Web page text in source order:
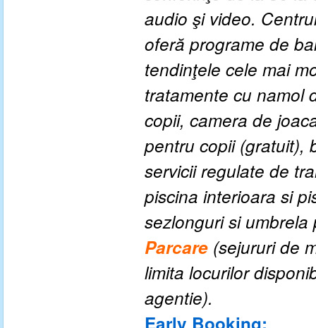
audio şi video.
oferă programe de
tendinţele cele mai
tratamente cu namol
copii, camera de
pentru copii (gratuit),
servicii regulate de
piscina interioara si
sezlonguri si
Parcare (sejururi de
limita locurilor
agentie).
Early Booking: